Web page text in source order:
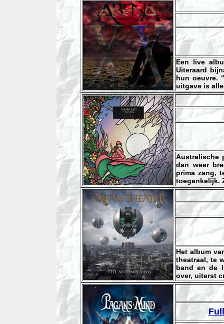
Een live
Uiteraard
hun oeuvre.
uitgave is
Australische
dan weer
prima zang,
toegankelijk.
Het album
theatraal, te
band en de
over, uiterst